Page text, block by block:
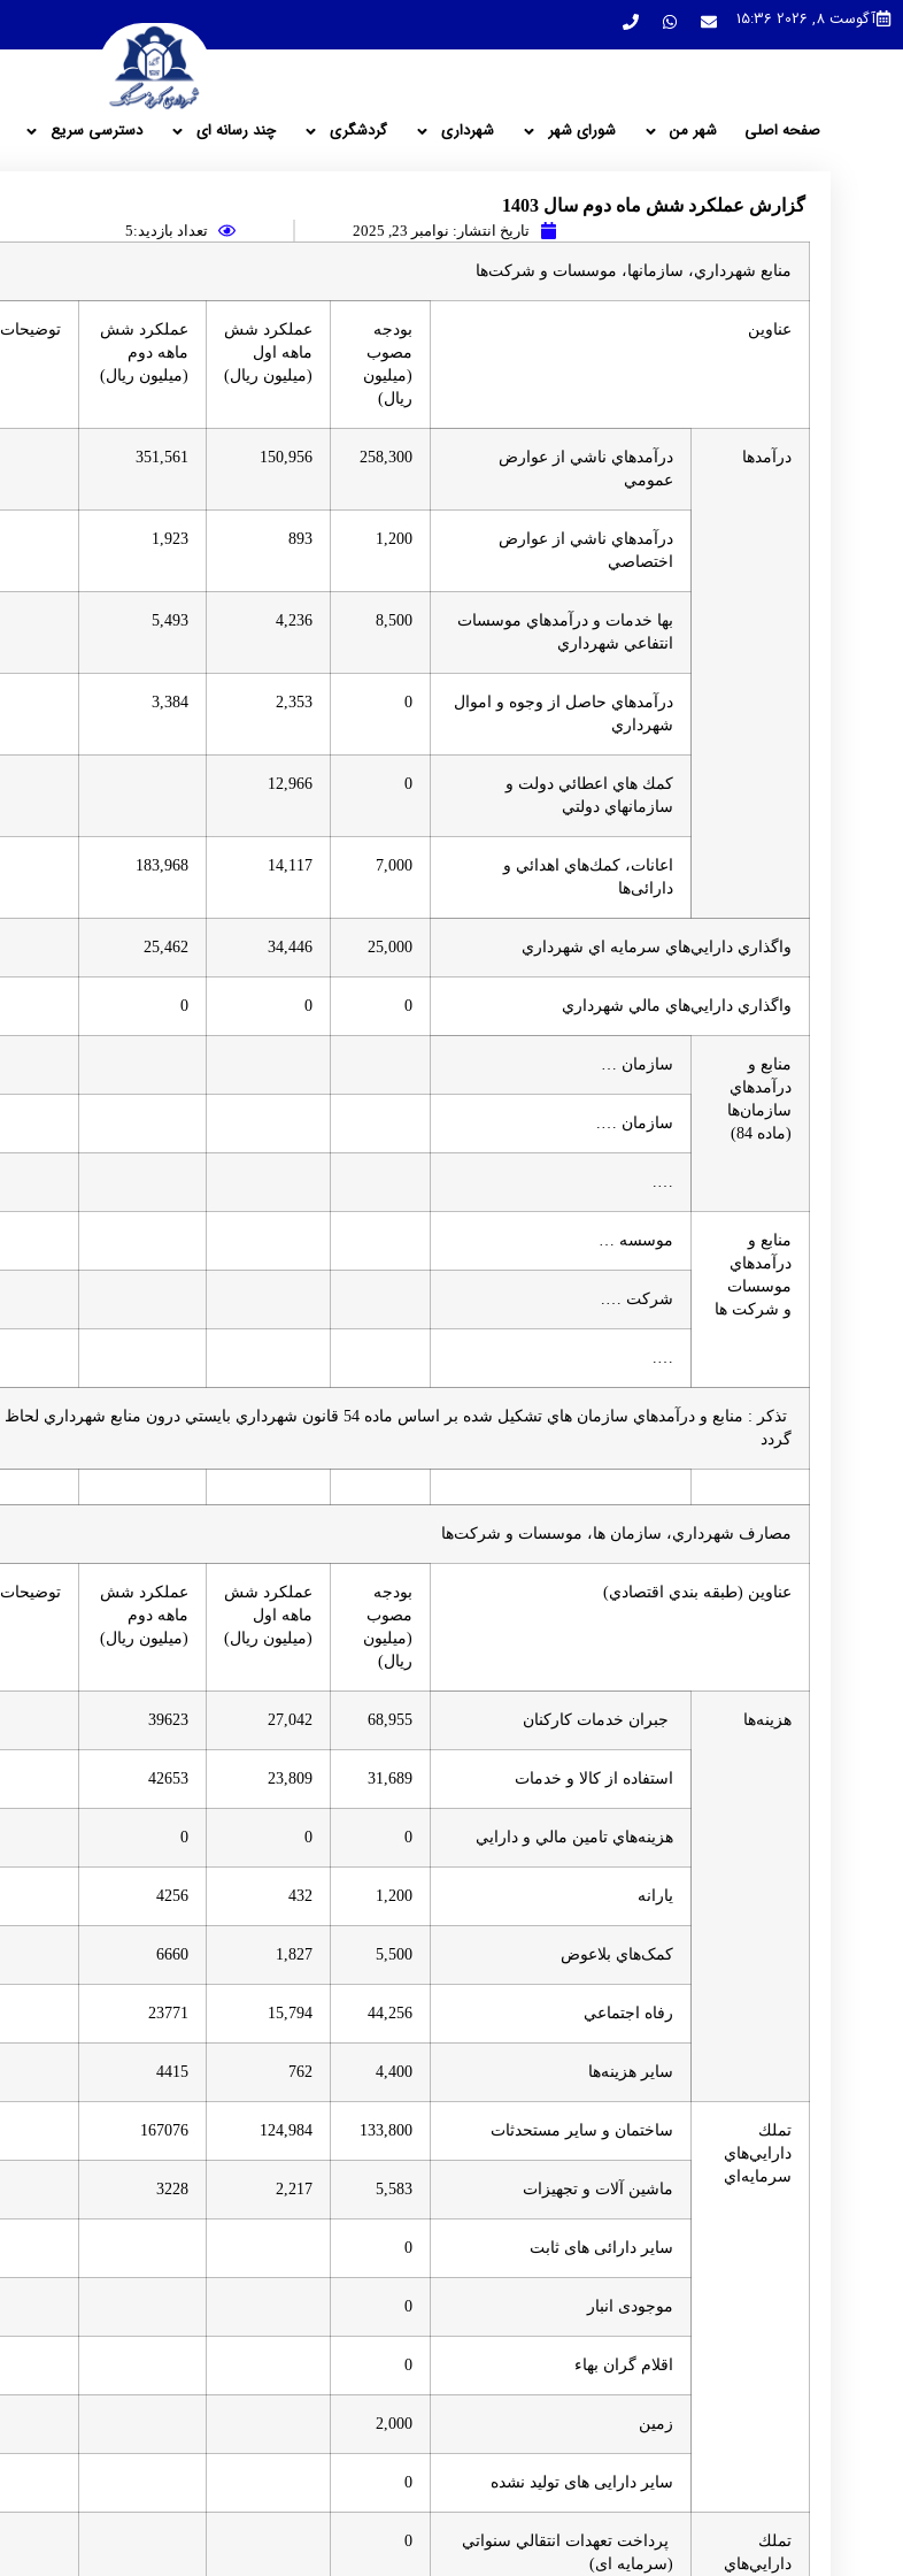
آگوست 8, 2026 15:36
صفحه اصلی شهر من شورای شهر شهرداری گردشگری چند رسانه ای دسترسی سریع
گزارش عملکرد شش ماه دوم سال 1403
تاریخ انتشار: نوامبر 23, 2025 تعداد بازدید:5
منابع شهرداري، سازمانها، موسسات و شركت‌ها
عناوين
بودجه
مصوب
(ميليون
ريال)
عملكرد شش
ماهه اول
(ميليون ريال)
عملكرد شش
ماهه دوم
(ميليون ريال)
توضيحات
درآمدها
درآمدهاي ناشي از عوارض
عمومي
258,300
150,956
351,561
درآمدهاي ناشي از عوارض
اختصاصي
1,200
893
1,923
بها خدمات و درآمدهاي موسسات
انتفاعي شهرداري
8,500
4,236
5,493
درآمدهاي حاصل از وجوه و اموال
شهرداري
0
2,353
3,384
كمك هاي اعطائي دولت و
سازمانهاي دولتي
0
12,966
اعانات، كمك‌هاي اهدائي و
دارائی‌ها
7,000
14,117
183,968
واگذاري دارايي‌هاي سرمايه اي شهرداري 25,000
34,446
25,462
واگذاري دارايي‌هاي مالي شهرداري 0
0
0
منابع و
درآمدهاي
سازمان‌ها
(ماده 84)
سازمان …
سازمان ….
….
منابع و
درآمدهاي
موسسات
و شركت ها
موسسه …
شركت ….
….
تذكر : منابع و درآمدهاي سازمان هاي تشكيل شده بر اساس ماده 54 قانون شهرداري بايستي درون منابع شهرداري لحاظ
گردد
مصارف شهرداري، سازمان ها، موسسات و شركت‌ها
عناوين (طبقه بندي اقتصادي)
بودجه
مصوب
(ميليون
ريال)
عملكرد شش
ماهه اول
(ميليون ريال)
عملكرد شش
ماهه دوم
(ميليون ريال)
توضيحات
هزينه‌ها جبران خدمات کارکنان 68,955
27,042
39623
استفاده از کالا و خدمات 31,689
23,809
42653
هزينه‌هاي تامين مالي و دارايي 0
0
0
يارانه 1,200
432
4256
کمک‌هاي بلاعوض 5,500
1,827
6660
رفاه اجتماعي 44,256
15,794
23771
ساير هزينه‌ها 4,400
762
4415
تملك
دارايي‌هاي
سرمايه‌اي
ساختمان و سایر مستحدثات 133,800
124,984
167076
ماشین آلات و تجهیزات 5,583
2,217
3228
سایر دارائی های ثابت 0
موجودی انبار 0
اقلام گران بهاء 0
زمین 2,000
سایر دارایی های تولید نشده 0
تملك
دارايي‌هاي
پرداخت تعهدات انتقالي سنواتي
(سرمایه ای)
0